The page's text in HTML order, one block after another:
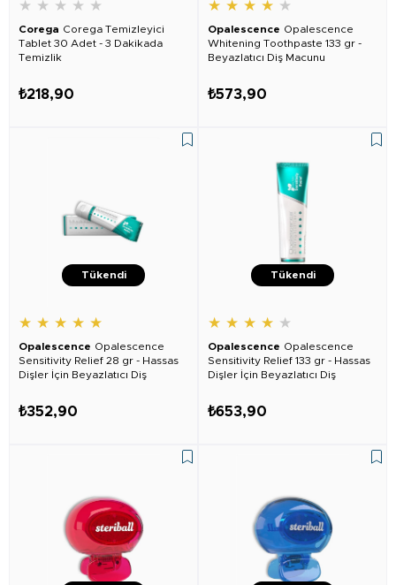
★ ★ ★ ★ ★
Corega Corega Temizleyici
Tablet 30 Adet - 3 Dakikada
Temizlik
₺218,90
★ ★ ★ ★ ★
Opalescence Opalescence
Whitening Toothpaste 133 gr -
Beyazlatıcı Diş Macunu
₺573,90
Tükendi
★ ★ ★ ★ ★
Opalescence Opalescence
Sensitivity Relief 28 gr - Hassas
Dişler İçin Beyazlatıcı Diş
₺352,90
Tükendi
★ ★ ★ ★ ★
Opalescence Opalescence
Sensitivity Relief 133 gr - Hassas
Dişler İçin Beyazlatıcı Diş
₺653,90